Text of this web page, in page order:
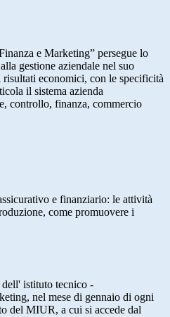
e Marketing” persegue lo
gestione aziendale nel suo
risultati economici, con le specificità
il sistema azienda
controllo, finanza, commercio
e finanziario: le attività
come promuovere i
istituto tecnico -
nel mese di gennaio di ogni
del MIUR, a cui si accede dal